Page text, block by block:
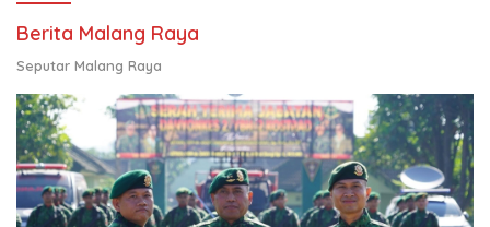
Berita Malang Raya
Seputar Malang Raya